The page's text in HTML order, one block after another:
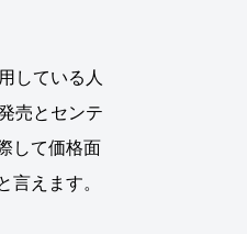
している人
売とセンテ
して価格面
言えます。